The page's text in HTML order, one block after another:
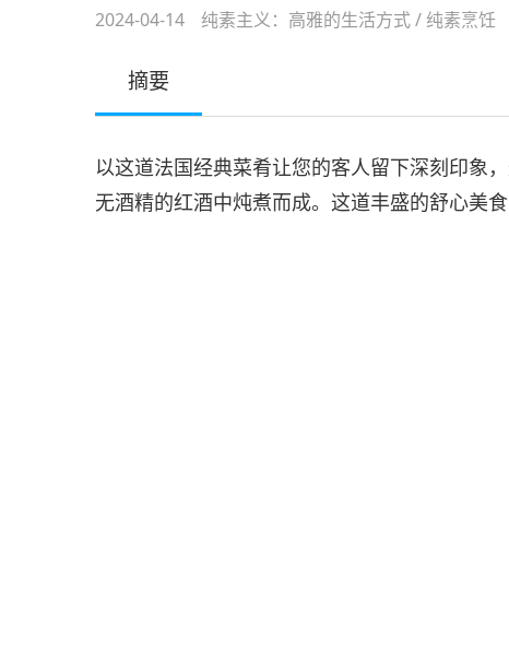
2024-04-14 纯素主义：高雅的生活方式/ 纯素烹饪
摘要
以这道法国经典菜肴让您的客人留下深刻印象
无酒精的红酒中炖煮而成。这道丰盛的舒心美